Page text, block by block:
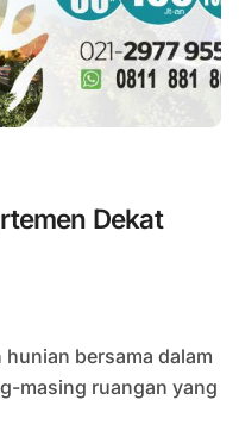
Dekat
masing ruangan yang